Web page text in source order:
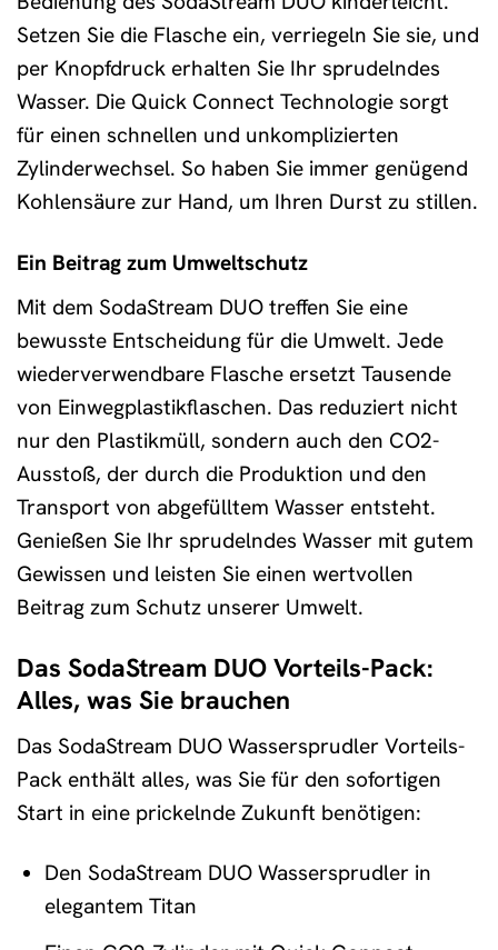
Setzen Sie die Flasche ein, verriegeln Sie sie, und
per Knopfdruck erhalten Sie Ihr sprudelndes
Wasser. Die Quick Connect Technologie sorgt
für einen schnellen und unkomplizierten
Zylinderwechsel. So haben Sie immer genügend
Kohlensäure zur Hand, um Ihren Durst zu stillen.
Ein Beitrag zum Umweltschutz
Mit dem SodaStream DUO treffen Sie eine
bewusste Entscheidung für die Umwelt. Jede
wiederverwendbare Flasche ersetzt Tausende
von Einwegplastikflaschen. Das reduziert nicht
nur den Plastikmüll, sondern auch den CO2-
Ausstoß, der durch die Produktion und den
Transport von abgefülltem Wasser entsteht.
Genießen Sie Ihr sprudelndes Wasser mit gutem
Gewissen und leisten Sie einen wertvollen
Beitrag zum Schutz unserer Umwelt.
Das SodaStream DUO Vorteils-Pack:
Alles, was Sie brauchen
Das SodaStream DUO Wassersprudler Vorteils-
Pack enthält alles, was Sie für den sofortigen
Start in eine prickelnde Zukunft benötigen:
Den SodaStream DUO Wassersprudler in
elegantem Titan